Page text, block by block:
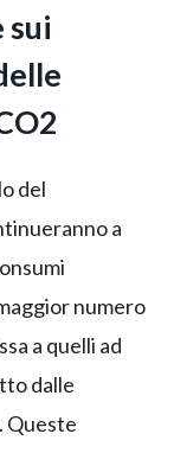
sui
del
a
numero
a quelli ad
dalle
Queste